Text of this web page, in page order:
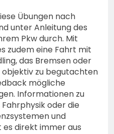
Übungen nach
unter Anleitung des
Pkw durch. Mit
zudem eine Fahrt mit
das Bremsen oder
zu begutachten
mögliche
Informationen zu
oder die
und
direkt immer aus